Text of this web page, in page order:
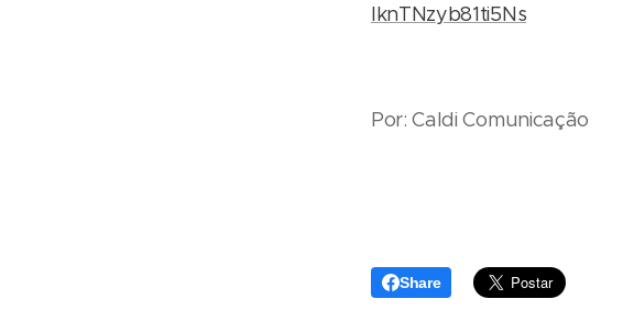
IknTNzyb81ti5Ns
Por: Caldi Comunicação
Share